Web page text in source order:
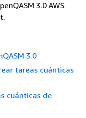
3.0 AWS
3.0
tareas cuánticas
cuánticas de